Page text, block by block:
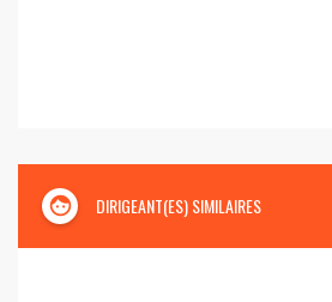
face DIRIGEANT(ES) SIMILAIRES